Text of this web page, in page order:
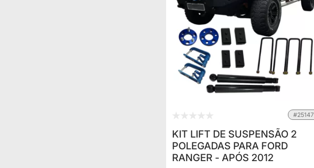
#25147
KIT LIFT DE SUSPENSÃO 2
POLEGADAS PARA FORD
RANGER - APÓS 2012